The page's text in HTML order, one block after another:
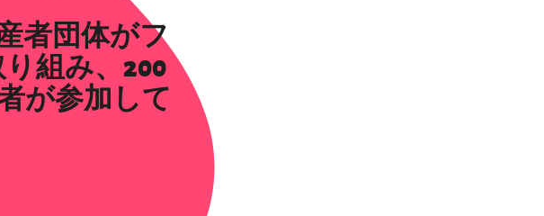
者団体がフ
組み、200
が参加して